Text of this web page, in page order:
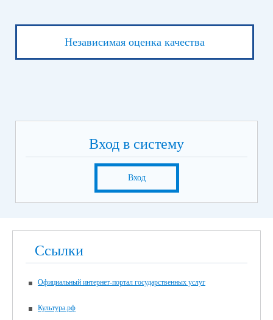
Независимая оценка качества
Вход в систему
Вход
Ссылки
Официальный интернет-портал государственных услуг
Культура.рф